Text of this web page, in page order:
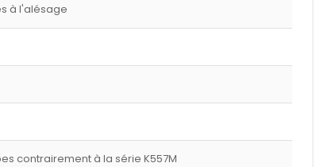
à l'alésage
contrairement à la série K557M